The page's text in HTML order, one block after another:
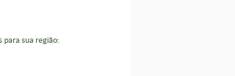
para sua região: